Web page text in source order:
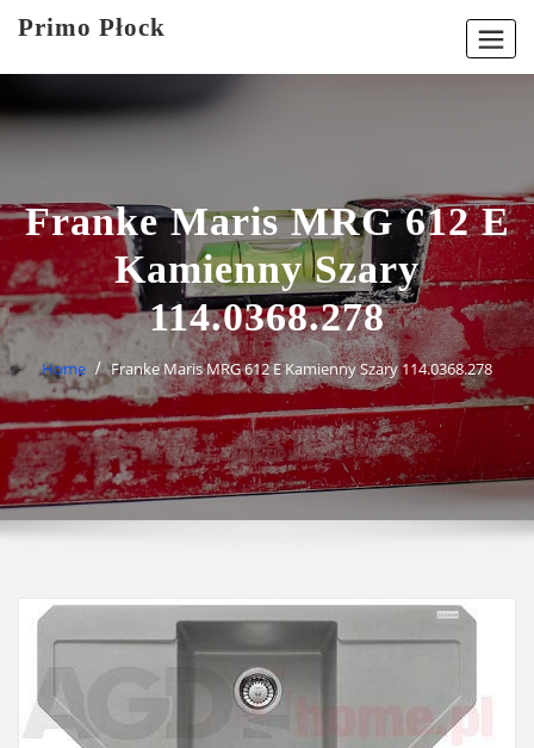
Primo Płock
Franke Maris MRG 612 E
Kamienny Szary
114.0368.278
Home Franke Maris MRG 612 E Kamienny Szary 114.0368.278